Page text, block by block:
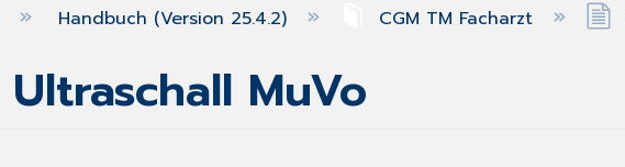
hierarchy
Handbuch (Version 25.4.2) CGM TM Facharzt
MuVo